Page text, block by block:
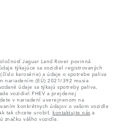
Jaguar Land Rover povinná
týkajúce sa vozidiel registrovaných
karosérie) a údaje o spotrebe paliva
nariadením (EÚ) 2021/392 musia
údaje sa týkajú spotreby paliva,
vozidiel PHEV a prejdenej
v nariadení uverejnenom na
konkrétnych údajov o vašom vozidle
tak chcete urobiť, kontaktujte nás a
značku vášho vozidla.